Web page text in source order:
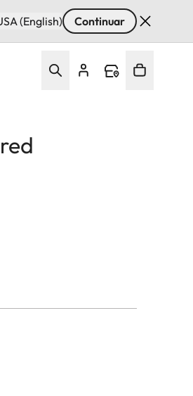
(English) Continuar